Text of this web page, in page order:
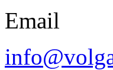
Email